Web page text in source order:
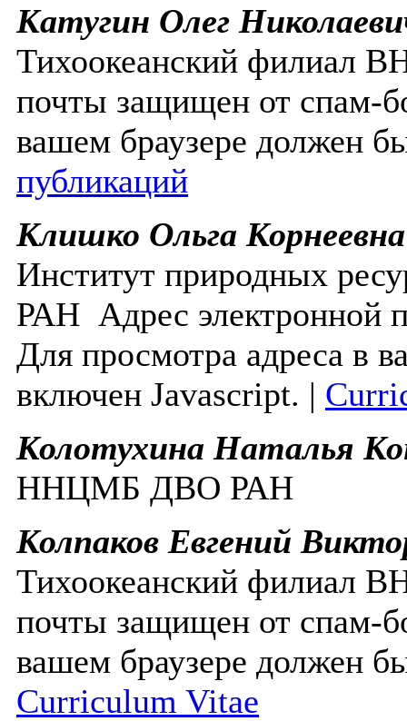
Катугин Олег
Тихоокеанский филиал
почты защищен от спам-
вашем браузере должен
публикаций
Клишко Ольга Корнеевна
Институт природных
РАН Адрес электронной
Для просмотра адреса в
включен Javascript. |
Колотухина Наталья
ННЦМБ ДВО РАН
Колпаков Евгений
Тихоокеанский филиал
почты защищен от спам-
вашем браузере должен
Curriculum Vitae